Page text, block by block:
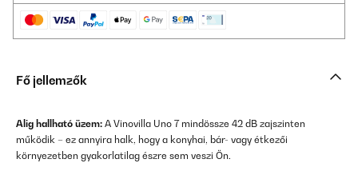
Fő jellemzők
Alig hallható üzem: A Vinovilla Uno 7 mindössze 42 dB zajszinten
működik – ez annyira halk, hogy a konyhai, bár- vagy étkezői
környezetben gyakorlatilag észre sem veszi Ön.